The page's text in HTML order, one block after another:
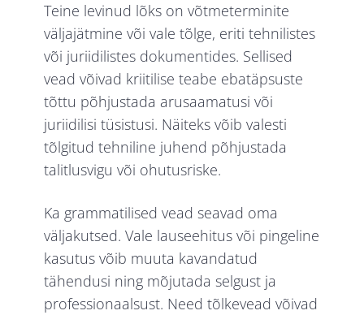
Teine levinud lõks on võtmeterminite
väljajätmine või vale tõlge, eriti tehnilistes
või juriidilistes dokumentides. Sellised
vead võivad kriitilise teabe ebatäpsuste
tõttu põhjustada arusaamatusi või
juriidilisi tüsistusi. Näiteks võib valesti
tõlgitud tehniline juhend põhjustada
talitlusvigu või ohutusriske.
Ka grammatilised vead seavad oma
väljakutsed. Vale lauseehitus või pingeline
kasutus võib muuta kavandatud
tähendusi ning mõjutada selgust ja
professionaalsust. Need tõlkevead võivad